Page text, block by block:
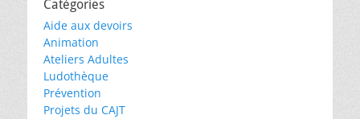
Catégories
Aide aux devoirs
Animation
Ateliers Adultes
Ludothèque
Prévention
Projets du CAJT